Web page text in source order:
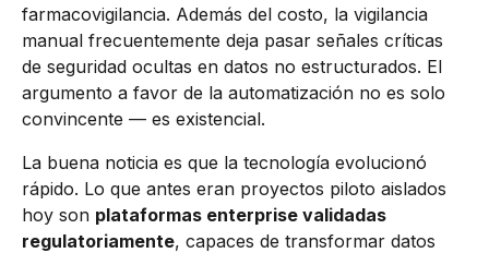
farmacovigilancia. Además del costo, la vigilancia
manual frecuentemente deja pasar señales críticas
de seguridad ocultas en datos no estructurados. El
argumento a favor de la automatización no es solo
convincente — es existencial.
La buena noticia es que la tecnología evolucionó
rápido. Lo que antes eran proyectos piloto aislados
hoy son plataformas enterprise validadas
regulatoriamente, capaces de transformar datos